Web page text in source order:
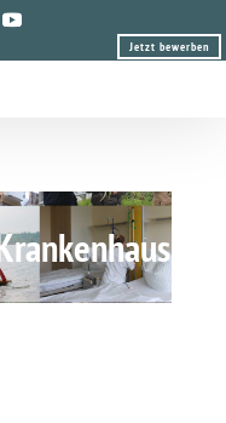
Jetzt bewerben